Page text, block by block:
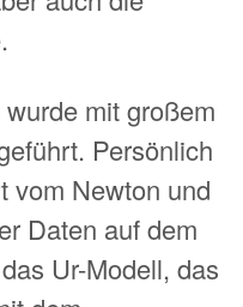
mit großem
Persönlich
vom Newton und
Daten auf dem
Ur-Modell, das